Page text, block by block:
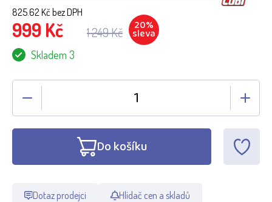
825.62Kč bez DPH
999 Kč 1 249Kč 20%
sleva
Skladem 3
Do košíku
Dotaz prodejci Hlídač cen a skladů